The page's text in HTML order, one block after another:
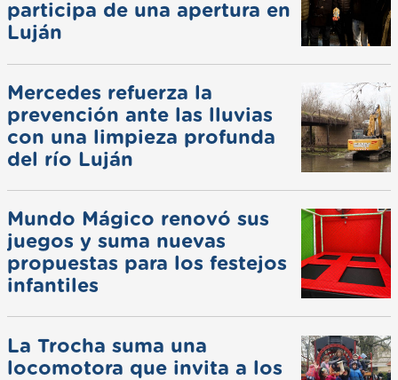
participa de una apertura en
Luján
Mercedes refuerza la
prevención ante las lluvias
con una limpieza profunda
del río Luján
Mundo Mágico renovó sus
juegos y suma nuevas
propuestas para los festejos
infantiles
La Trocha suma una
locomotora que invita a los